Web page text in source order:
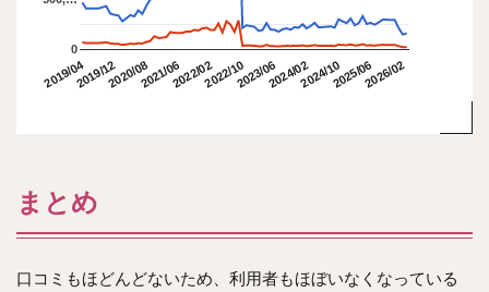
2019/042019/122020/082021/062022/022022/102023/062024/022024/102025/062026/02
0
まとめ
口コミもほどんどないため、利用者もほぼいなくなっている